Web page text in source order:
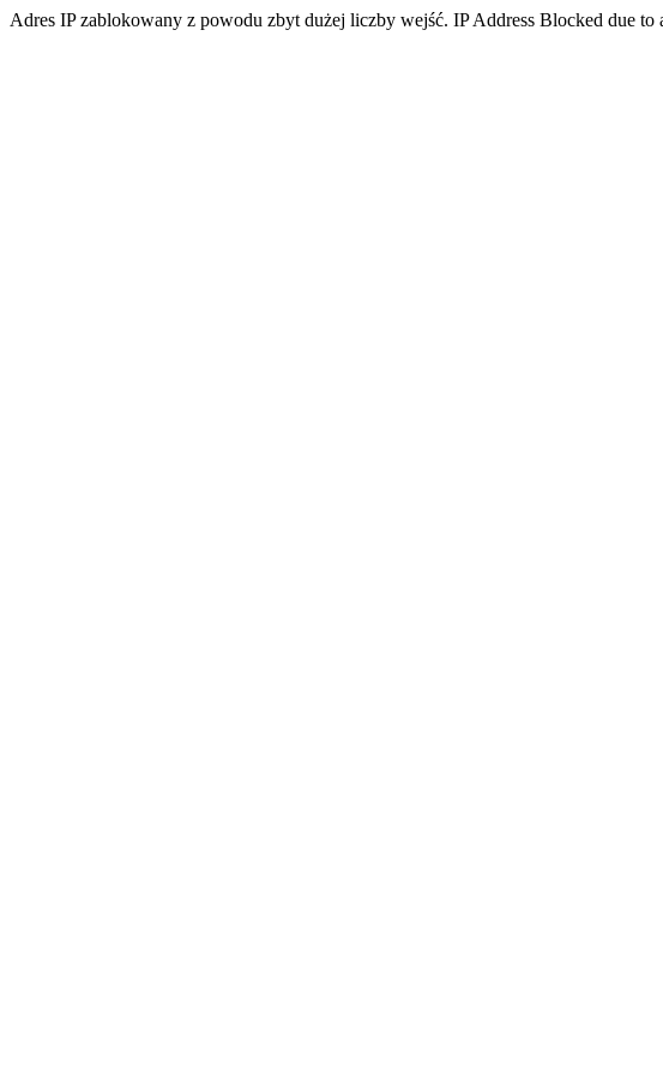
Adres IP zablokowany z powodu zbyt dużej liczby wejść. IP Address Blocked due to